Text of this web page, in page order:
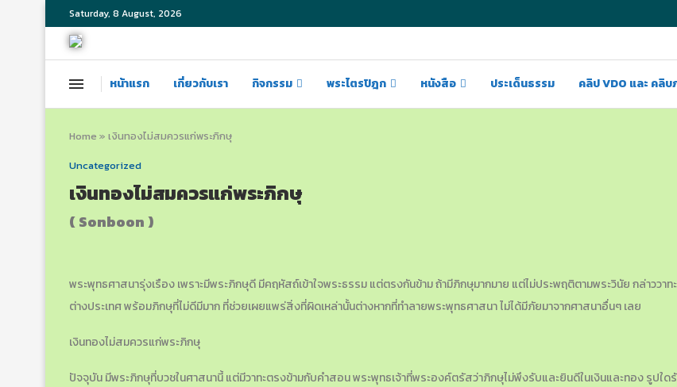
Saturday, 8 August, 2026
หน้าแรก เกี่ยวกับเรา กิจกรรม พระไตรปิฎก หนังสือ ประเด็นธรรม คลิป VDO และ คลิ
Home » เงินทองไม่สมควรแก่พระภิกษุ
Uncategorized
เงินทองไม่สมควรแก่พระภิกษุ
( Sonboon )
พระพุทธศาสนารุ่งเรือง เพราะมีพระภิกษุดี มีคฤหัสถ์เข้าใจพระธรรม แต่ตรงกันข้าม ถ้ามีภิกษุมากมาย แต่ไม่ประพฤติตามพระวินัย กล่าววาท
ต่างประเทศ พร้อมภิกษุที่ไม่ดีมีมาก ที่ช่วยเผยแพร่สิ่งที่ผิดเหล่านั้นต่างหากที่ทำลายพระพุทธศาสนา ไม่ได้มีภัยมาจากศาสนาอื่นๆ เลย
เงินทองไม่สมควรแก่พระภิกษุ
ปัจจุบัน มีพระภิกษุที่บวชในศาสนานี้ แต่มีวาทะตรงข้ามกับคำสอน พระพุทธเจ้าที่พระองค์ตรัสว่าภิกษุไม่พึงรับและยินดีในเงินและทอง รู